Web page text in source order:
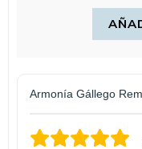
Armonía Gállego